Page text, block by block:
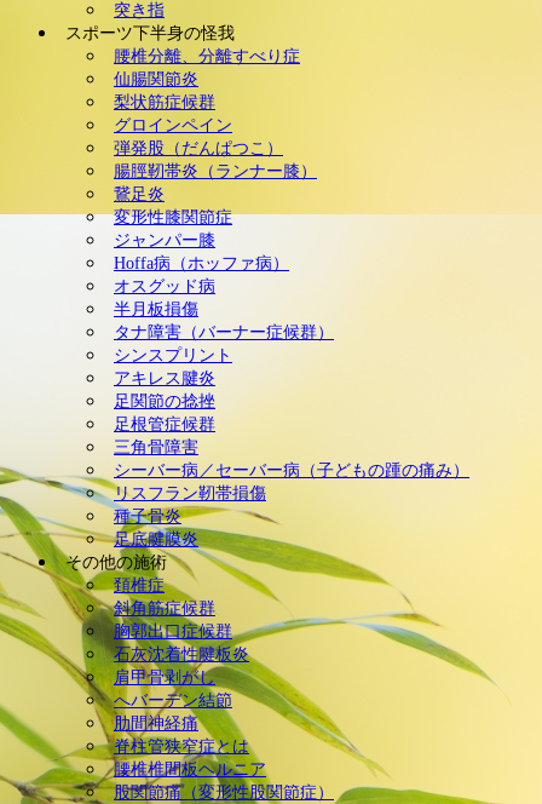
突き指
スポーツ下半身の怪我
腰椎分離、分離すべり症
仙腸関節炎
梨状筋症候群
グロインペイン
弾発股（だんぱつこ）
腸脛靭帯炎（ランナー膝）
鵞足炎
変形性膝関節症
ジャンパー膝
Hoffa病（ホッファ病）
オスグッド病
半月板損傷
タナ障害（バーナー症候群）
シンスプリント
アキレス腱炎
足関節の捻挫
足根管症候群
三角骨障害
シーバー病／セーバー病（子どもの踵の痛み）
リスフラン靭帯損傷
種子骨炎
足底腱膜炎
その他の施術
頚椎症
斜角筋症候群
胸郭出口症候群
石灰沈着性腱板炎
肩甲骨剥がし
へバーデン結節
肋間神経痛
脊柱管狭窄症とは
腰椎椎間板ヘルニア
股関節痛（変形性股関節症）